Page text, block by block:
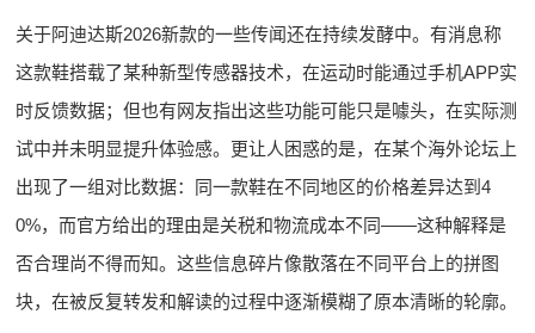
关于阿迪达斯2026新款的一些传闻还在持续发酵中。有消息称
这款鞋搭载了某种新型传感器技术，在运动时能通过手机APP实
时反馈数据；但也有网友指出这些功能可能只是噱头，在实际测
试中并未明显提升体验感。更让人困惑的是，在某个海外论坛上
出现了一组对比数据：同一款鞋在不同地区的价格差异达到4
0%，而官方给出的理由是关税和物流成本不同——这种解释是
否合理尚不得而知。这些信息碎片像散落在不同平台上的拼图
块，在被反复转发和解读的过程中逐渐模糊了原本清晰的轮廓。